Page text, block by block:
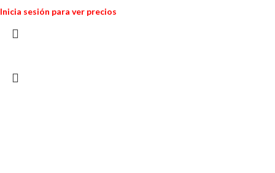
Inicia sesión para ver precios